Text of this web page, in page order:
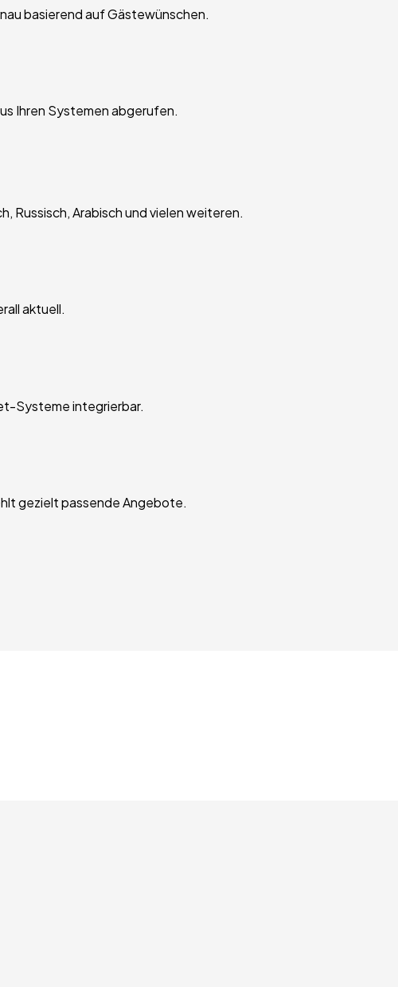
basierend auf Gästewünschen.
Ihren Systemen abgerufen.
Russisch, Arabisch und vielen weiteren.
aktuell.
Systeme integrierbar.
gezielt passende Angebote.